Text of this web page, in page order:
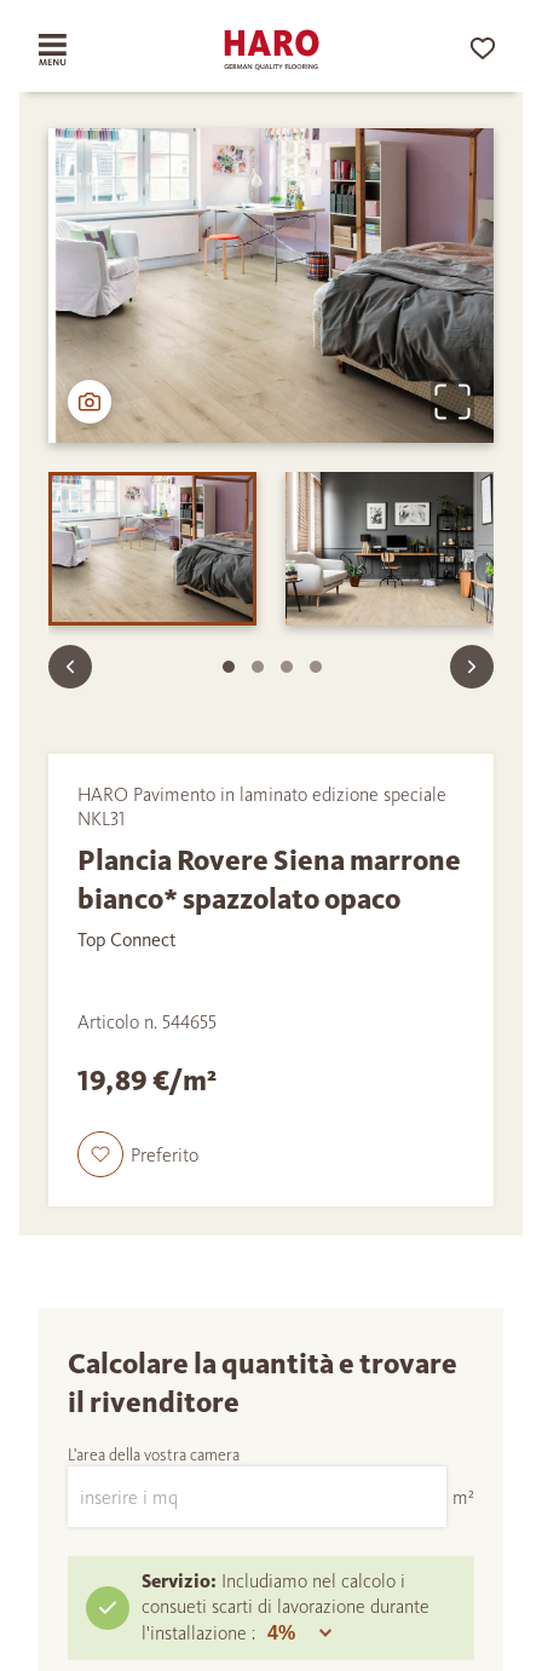
HARO Pavimento in laminato edizione speciale
NKL31
Plancia Rovere Siena marrone
bianco* spazzolato opaco
Top Connect
Articolo n. 544655
19,89 €/m²
Preferito
Calcolare la quantità e trovare
il rivenditore
L'area della vostra camera
m²
Servizio: Includiamo nel calcolo i
consueti scarti di lavorazione durante
l'installazione :